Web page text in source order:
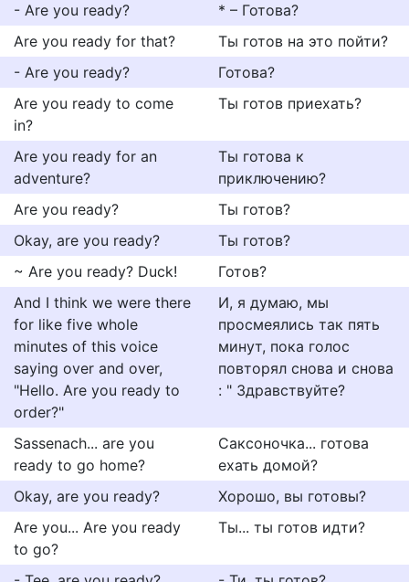
- Are you ready?
* – Готова?
Are you ready for that?
Ты готов на это пойти?
- Are you ready?
Готова?
Are you ready to come
in?
Ты готов приехать?
Are you ready for an
adventure?
Ты готова к
приключению?
Are you ready?
Ты готов?
Okay, are you ready?
Ты готов?
~ Are you ready? Duck!
Готов?
And I think we were there
for like five whole
minutes of this voice
saying over and over,
"Hello. Are you ready to
order?"
И, я думаю, мы
просмеялись так пять
минут, пока голос
повторял снова и снова
: " Здравствуйте?
Sassenach... are you
ready to go home?
Саксоночка... готова
ехать домой?
Okay, are you ready?
Хорошо, вы готовы?
Are you... Are you ready
to go?
Ты... ты готов идти?